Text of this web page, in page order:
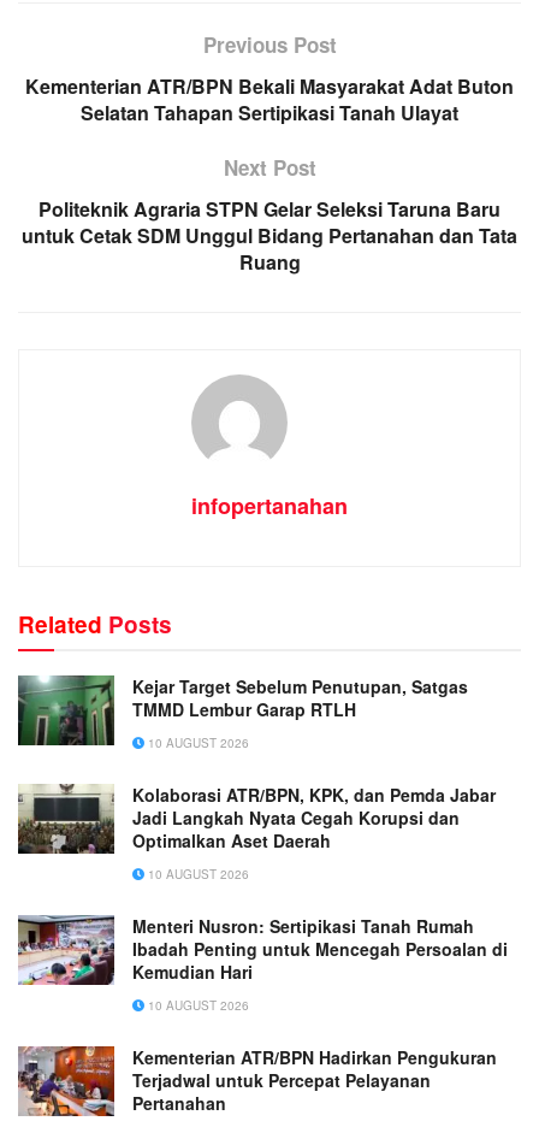
Previous Post
Kementerian ATR/BPN Bekali Masyarakat Adat Buton
Selatan Tahapan Sertipikasi Tanah Ulayat
Next Post
Politeknik Agraria STPN Gelar Seleksi Taruna Baru
untuk Cetak SDM Unggul Bidang Pertanahan dan Tata
Ruang
infopertanahan
Related Posts
Kejar Target Sebelum Penutupan, Satgas
TMMD Lembur Garap RTLH
10 AUGUST 2026
Kolaborasi ATR/BPN, KPK, dan Pemda Jabar
Jadi Langkah Nyata Cegah Korupsi dan
Optimalkan Aset Daerah
10 AUGUST 2026
Menteri Nusron: Sertipikasi Tanah Rumah
Ibadah Penting untuk Mencegah Persoalan di
Kemudian Hari
10 AUGUST 2026
Kementerian ATR/BPN Hadirkan Pengukuran
Terjadwal untuk Percepat Pelayanan
Pertanahan